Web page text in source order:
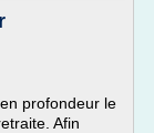
profondeur le
Afin